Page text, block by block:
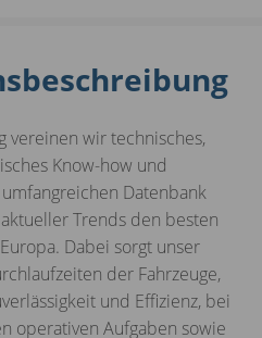
vereinen wir technisches,
Know-how und
Datenbank
Trends den besten
Dabei sorgt unser
der Fahrzeuge,
und Effizienz, bei
operativen Aufgaben sowie